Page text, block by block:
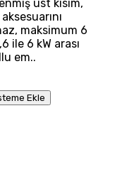
üst kısım,
maksimum 6
ile 6 kW arası
em..
Ekle